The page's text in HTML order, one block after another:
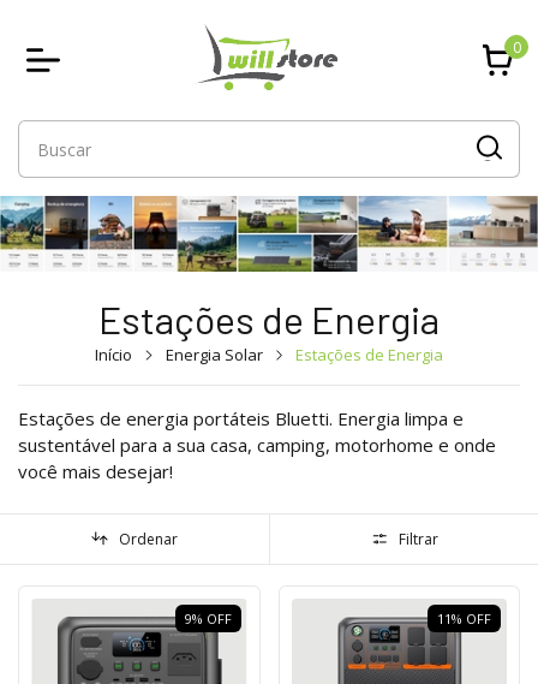
0
Estações de Energia
Início Energia Solar Estações de Energia
Estações de energia portáteis Bluetti. Energia limpa e
sustentável para a sua casa, camping, motorhome e onde
você mais desejar!
Ordenar Filtrar
9% OFF 11% OFF